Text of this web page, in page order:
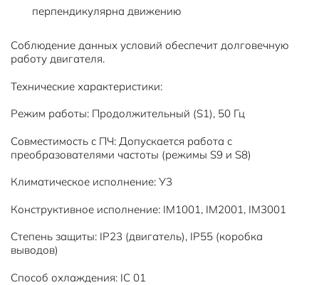
перпендикулярна движению
Соблюдение данных условий обеспечит долговечную
работу двигателя.
Технические характеристики:
Режим работы: Продолжительный (S1), 50 Гц
Совместимость с ПЧ: Допускается работа с
преобразователями частоты (режимы S9 и S8)
Климатическое исполнение: У3
Конструктивное исполнение: IM1001, IM2001, IM3001
Степень защиты: IP23 (двигатель), IP55 (коробка
выводов)
Способ охлаждения: IC 01